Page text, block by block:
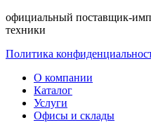
официальный поставщик-
техники
Политика
О компании
Каталог
Услуги
Офисы и склады